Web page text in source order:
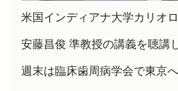
米国インディアナ大学カリオ
安藤昌俊 準教授の講義を聴講
週末は臨床歯周病学会で東京へ